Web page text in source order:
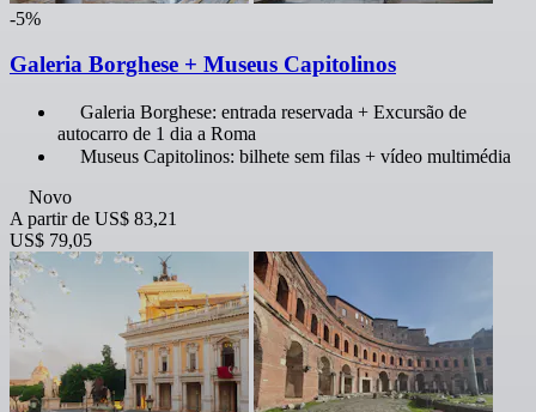
-5%
Galeria Borghese + Museus Capitolinos
Galeria Borghese: entrada reservada + Excursão de
autocarro de 1 dia a Roma
Museus Capitolinos: bilhete sem filas + vídeo multimédia
Novo
A partir de US$ 83,21
US$ 79,05